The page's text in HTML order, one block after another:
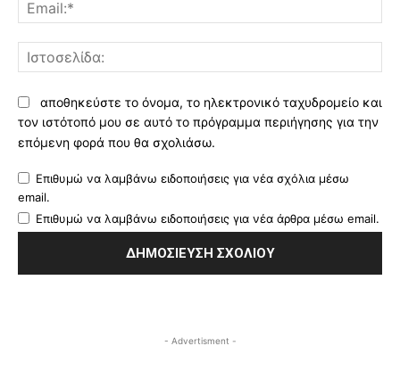
αποθηκεύστε το όνομα, το ηλεκτρονικό ταχυδρομείο και
τον ιστότοπό μου σε αυτό το πρόγραμμα περιήγησης για την
επόμενη φορά που θα σχολιάσω.
Επιθυμώ να λαμβάνω ειδοποιήσεις για νέα σχόλια μέσω
email.
Επιθυμώ να λαμβάνω ειδοποιήσεις για νέα άρθρα μέσω email.
- Advertisment -